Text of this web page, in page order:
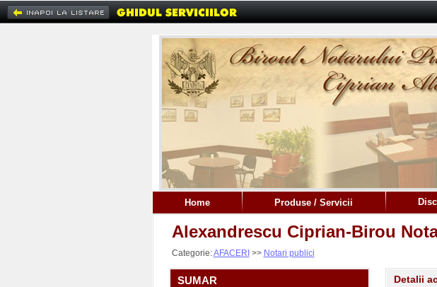
Home Produse / Servicii
Alexandrescu Ciprian-Birou
Categorie:AFACERI >> Notari publici
SUMAR Detalii